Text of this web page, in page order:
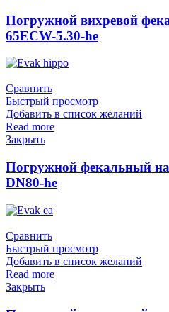
Погружной вихревой
65ECW-5.30-he
Сравнить
Быстрый просмотр
Добавить в список желаний
Read more
Закрыть
Погружной фекальный
DN80-he
Сравнить
Быстрый просмотр
Добавить в список желаний
Read more
Закрыть